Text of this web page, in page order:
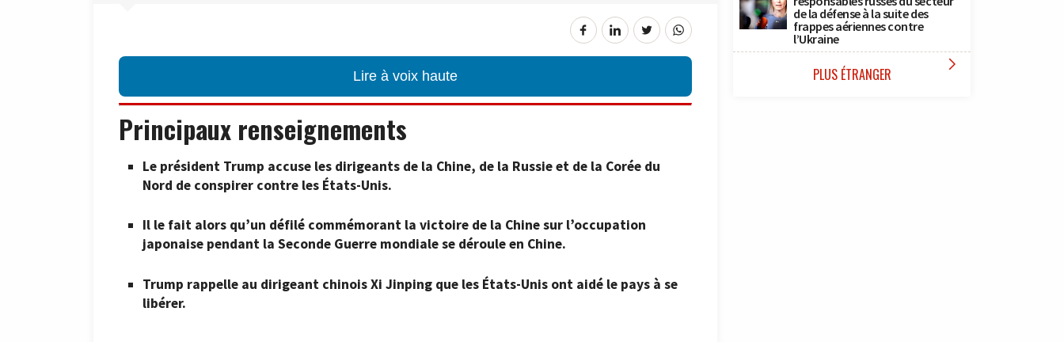
Lire à voix haute
Principaux renseignements
Le président Trump accuse les dirigeants de la Chine, de la Russie et de la Corée du
Nord de conspirer contre les États-Unis.
Il le fait alors qu’un défilé commémorant la victoire de la Chine sur l’occupation
japonaise pendant la Seconde Guerre mondiale se déroule en Chine.
Trump rappelle au dirigeant chinois Xi Jinping que les États-Unis ont aidé le pays à se
libérer.
de la défense à la suite des
frappes aériennes contre
l’Ukraine
PLUS ÉTRANGER 